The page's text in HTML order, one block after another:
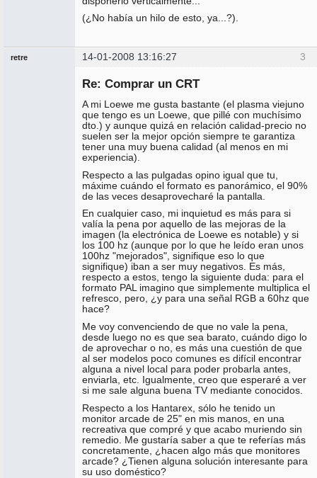
(¿No había un hilo de esto, ya...?).
3
retre 14-01-2008 13:16:27
Re: Comprar un CRT
A mi Loewe me gusta bastante (el plasma viejuno
que tengo es un Loewe, que pillé con muchísimo
dto.) y aunque quizá en relación calidad-precio no
suelen ser la mejor opción siempre te garantiza
tener una muy buena calidad (al menos en mi
experiencia).
Respecto a las pulgadas opino igual que tu,
máxime cuándo el formato es panorámico, el 90%
de las veces desaprovecharé la pantalla.
En cualquier caso, mi inquietud es más para si
valía la pena por aquello de las mejoras de la
imagen (la electrónica de Loewe es notable) y si
los 100 hz (aunque por lo que he leído eran unos
100hz "mejorados", signifique eso lo que
signifique) iban a ser muy negativos. Es más,
respecto a estos, tengo la siguiente duda: para el
formato PAL imagino que simplemente multiplica el
refresco, pero, ¿y para una señal RGB a 60hz que
hace?
Me voy convenciendo de que no vale la pena,
desde luego no es que sea barato, cuándo digo lo
de aprovechar o no, es más una cuestión de que
al ser modelos poco comunes es difícil encontrar
alguna a nivel local para poder probarla antes,
enviarla, etc. Igualmente, creo que esperaré a ver
si me sale alguna buena TV mediante conocidos.
Respecto a los Hantarex, sólo he tenido un
monitor arcade de 25" en mis manos, en una
recreativa que compré y que acabo muriendo sin
remedio. Me gustaría saber a que te referías más
concretamente, ¿hacen algo más que monitores
arcade? ¿Tienen alguna solución interesante para
su uso doméstico?